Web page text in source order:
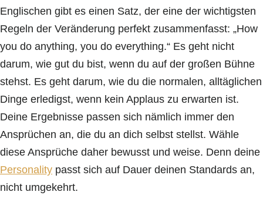
Englischen gibt es einen Satz, der eine der wichtigsten
Regeln der Veränderung perfekt zusammenfasst: „How
you do anything, you do everything.“ Es geht nicht
darum, wie gut du bist, wenn du auf der großen Bühne
stehst. Es geht darum, wie du die normalen, alltäglichen
Dinge erledigst, wenn kein Applaus zu erwarten ist.
Deine Ergebnisse passen sich nämlich immer den
Ansprüchen an, die du an dich selbst stellst. Wähle
diese Ansprüche daher bewusst und weise. Denn deine
Personality passt sich auf Dauer deinen Standards an,
nicht umgekehrt.